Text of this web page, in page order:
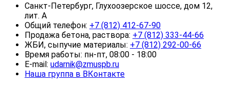
Санкт-Петербург, Глухоозерское шоссе, дом 12,
лит. А
Общий телефон: +7 (812) 412-67-90
Продажа бетона, раствора: +7 (812) 333-44-66
ЖБИ, сыпучие материалы: +7 (812) 292-00-66
Время работы: пн-пт, 08:00 - 18:00
E-mail: udarnik@zmuspb.ru
Наша группа в ВКонтакте